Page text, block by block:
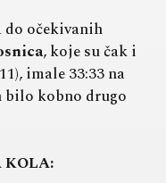
očekivanih
, koje su čak i
imale 33:33 na
bilo kobno drugo
KOLA: